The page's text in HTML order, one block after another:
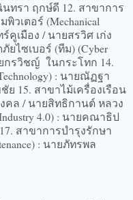
ทรา ฤกษ์ดี 12. สาขาการ
วเตอร์ (Mechanical
คูเมือง / นายสรวิศ เก่ง
ไซเบอร์ (ทีม) (Cyber
กรวิชญ์ ในกระโทก 14.
: นายณัฏฐา
15. สาขาไม้เครื่องเรือน
งคล / นายสิทธิกานต์ หลวง
4.0) : นายคณาธิป
สาขาการบำรุงรักษา
: นายภัทรพล